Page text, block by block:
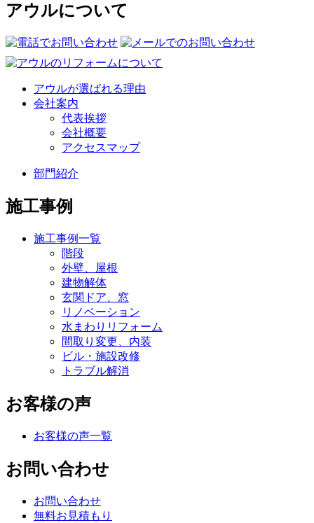
アウルについて
アウルが選ばれる理由
会社案内
代表挨拶
会社概要
アクセスマップ
部門紹介
施工事例
施工事例一覧
階段
外壁、屋根
建物解体
玄関ドア、窓
リノベーション
水まわりリフォーム
間取り変更、内装
ビル・施設改修
トラブル解消
お客様の声
お客様の声一覧
お問い合わせ
お問い合わせ
無料お見積もり